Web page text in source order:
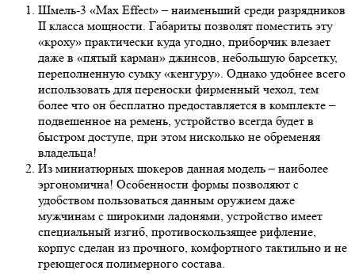
Шмель-3 «Max Effect» – наименьший среди разрядников
II класса мощности. Габариты позволят поместить эту
«кроху» практически куда угодно, приборчик влезает
даже в «пятый карман» джинсов, небольшую барсетку,
переполненную сумку «кенгуру». Однако удобнее всего
использовать для переноски фирменный чехол, тем
более что он бесплатно предоставляется в комплекте –
подвешенное на ремень, устройство всегда будет в
быстром доступе, при этом нисколько не обременяя
владельца!
Из миниатюрных шокеров данная модель – наиболее
эргономична! Особенности формы позволяют с
удобством пользоваться данным оружием даже
мужчинам с широкими ладонями, устройство имеет
специальный изгиб, противоскользящее рифление,
корпус сделан из прочного, комфортного тактильно и не
греющегося полимерного состава.